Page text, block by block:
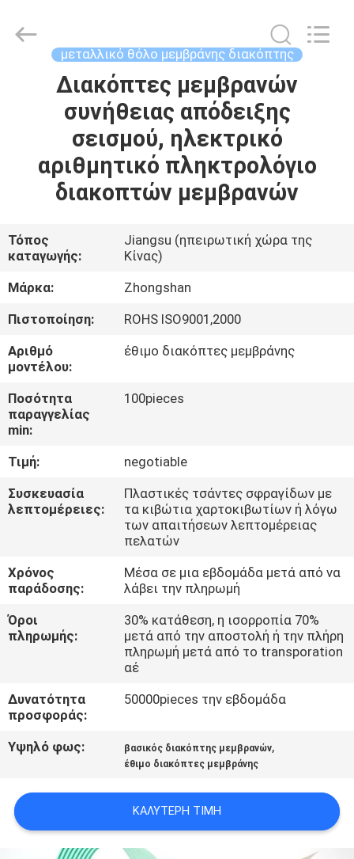
ΠΡΟΪΌΝΤΑ
ΒΊΝΤΕΟ
ΠΕΡΊΠΟΥ
ΕΜΕΊΣ
ΓΎΡΟΣ
ΕΡΓΟΣΤΑΣΊΩΝ
ΠΟΙΟΤΙΚΌΣ
ΈΛΕΓΧΟΣ
ΜΑΣ
ΕΛΆΤΕ
ΣΕ
ΜΕ
ΖΗΤΉΣΤΕ
ΑΠΌΣΠΑΣΜΑ
SITEMAP
ΑΠΟΡΡΉΤΟΥ
Switch
μεταλλικό θόλο μεμβράνης διακόπτης
Διακόπτες μεμβρανών
συνήθειας απόδειξης
σεισμού, ηλεκτρικό
αριθμητικό πληκτρολόγιο
διακοπτών μεμβρανών
Τόπος
καταγωγής:
Jiangsu (ηπειρωτική χώρα της
Κίνας)
Μάρκα:
Zhongshan
Πιστοποίηση:
ROHS ISO9001,2000
Αριθμό
μοντέλου:
έθιμο διακόπτες μεμβράνης
Ποσότητα
παραγγελίας
min:
100pieces
Τιμή:
negotiable
Συσκευασία
λεπτομέρειες:
Πλαστικές τσάντες σφραγίδων με
τα κιβώτια χαρτοκιβωτίων ή λόγω
των απαιτήσεων λεπτομέρειας
πελατών
Χρόνος
παράδοσης:
Μέσα σε μια εβδομάδα μετά από να
λάβει την πληρωμή
Όροι
πληρωμής:
30% κατάθεση, η ισορροπία 70%
μετά από την αποστολή ή την πλήρη
πληρωμή μετά από το transporation
αέ
Δυνατότητα
προσφοράς:
50000pieces την εβδομάδα
Υψηλό φως: βασικός διακόπτης μεμβρανών,
έθιμο διακόπτες μεμβράνης
ΚΑΛΎΤΕΡΗ ΤΙΜΉ